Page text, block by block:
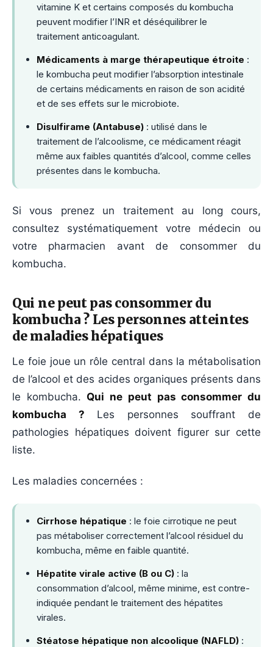
vitamine K et certains composés du kombucha
peuvent modifier l’INR et déséquilibrer le
traitement anticoagulant.
Médicaments à marge thérapeutique étroite :
le kombucha peut modifier l’absorption intestinale
de certains médicaments en raison de son acidité
et de ses effets sur le microbiote.
Disulfirame (Antabuse) : utilisé dans le
traitement de l’alcoolisme, ce médicament réagit
même aux faibles quantités d’alcool, comme celles
présentes dans le kombucha.
Si vous prenez un traitement au long cours,
consultez systématiquement votre médecin ou
votre pharmacien avant de consommer du
kombucha.
Qui ne peut pas consommer du
kombucha ? Les personnes atteintes
de maladies hépatiques
Le foie joue un rôle central dans la métabolisation
de l’alcool et des acides organiques présents dans
le kombucha.Qui ne peut pas consommer du
kombucha ? Les personnes souffrant de
pathologies hépatiques doivent figurer sur cette
liste.
Les maladies concernées :
Cirrhose hépatique : le foie cirrotique ne peut
pas métaboliser correctement l’alcool résiduel du
kombucha, même en faible quantité.
Hépatite virale active (B ou C) : la
consommation d’alcool, même minime, est contre-
indiquée pendant le traitement des hépatites
virales.
Stéatose hépatique non alcoolique (NAFLD) :